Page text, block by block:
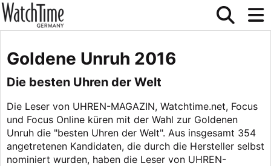
Goldene Unruh 2016
Die besten Uhren der Welt
Die Leser von UHREN-MAGAZIN, Watchtime.net, Focus
und Focus Online küren mit der Wahl zur Goldenen
Unruh die "besten Uhren der Welt". Aus insgesamt 354
angetretenen Kandidaten, die durch die Hersteller selbst
nominiert wurden, haben die Leser von UHREN-